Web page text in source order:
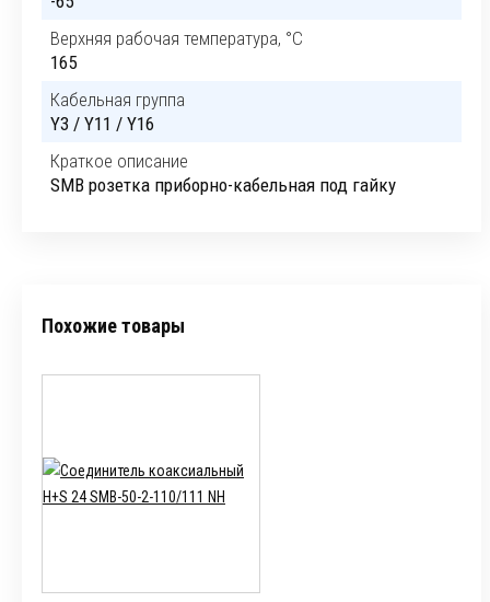
Верхняя рабочая температура, °C
165
Кабельная группа
Y3 / Y11 / Y16
Краткое описание
SMB розетка приборно-кабельная под гайку
Похожие товары